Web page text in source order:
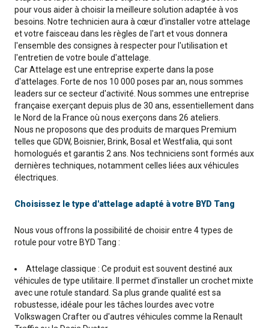
pour vous aider à choisir la meilleure solution adaptée à vos
besoins. Notre technicien aura à cœur d'installer votre attelage
et votre faisceau dans les règles de l'art et vous donnera
l'ensemble des consignes à respecter pour l'utilisation et
l'entretien de votre boule d'attelage.
Car Attelage est une entreprise experte dans la pose
d'attelages. Forte de nos 10 000 poses par an, nous sommes
leaders sur ce secteur d'activité. Nous sommes une entreprise
française exerçant depuis plus de 30 ans, essentiellement dans
le Nord de la France où nous exerçons dans 26 ateliers.
Nous ne proposons que des produits de marques Premium
telles que GDW, Boisnier, Brink, Bosal et Westfalia, qui sont
homologués et garantis 2 ans. Nos techniciens sont formés aux
dernières techniques, notamment celles liées aux véhicules
électriques.
Choisissez le type d'attelage adapté à votre BYD Tang
Nous vous offrons la possibilité de choisir entre 4 types de
rotule pour votre BYD Tang :
Attelage classique : Ce produit est souvent destiné aux
véhicules de type utilitaire. Il permet d'installer un crochet mixte
avec une rotule standard. Sa plus grande qualité est sa
robustesse, idéale pour les tâches lourdes avec votre
Volkswagen Crafter ou d'autres véhicules comme la Renault